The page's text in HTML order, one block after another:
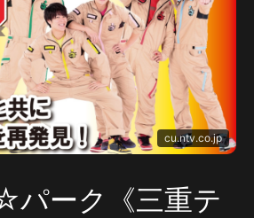
cu.ntv.co.jp
パーク《三重テ